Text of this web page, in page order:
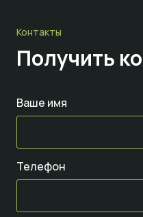
Контакты
Получить
Ваше имя
Телефон